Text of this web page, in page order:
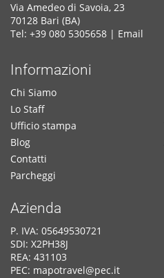
Via Amedeo di Savoia, 23
70128 Bari (BA)
Tel: +39 080 5305658 | Email
Informazioni
Chi Siamo
Lo Staff
Ufficio stampa
Blog
Contatti
Parcheggi
Azienda
P. IVA: 05649530721
SDI: X2PH38J
REA: 431103
PEC: mapotravel@pec.it